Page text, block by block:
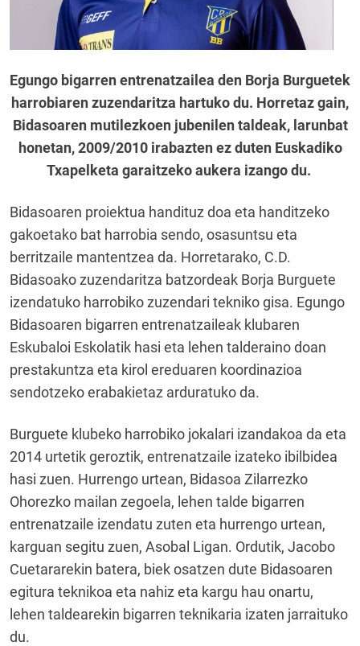
Egungo bigarren entrenatzailea den Borja Burguetek
harrobiaren zuzendaritza hartuko du. Horretaz gain,
Bidasoaren mutilezkoen jubenilen taldeak, larunbat
honetan, 2009/2010 irabazten ez duten Euskadiko
Txapelketa garaitzeko aukera izango du.
Bidasoaren proiektua handituz doa eta handitzeko
gakoetako bat harrobia sendo, osasuntsu eta
berritzaile mantentzea da. Horretarako, C.D.
Bidasoako zuzendaritza batzordeak Borja Burguete
izendatuko harrobiko zuzendari tekniko gisa. Egungo
Bidasoaren bigarren entrenatzaileak klubaren
Eskubaloi Eskolatik hasi eta lehen talderaino doan
prestakuntza eta kirol ereduaren koordinazioa
sendotzeko erabakietaz arduratuko da.
Burguete klubeko harrobiko jokalari izandakoa da eta
2014 urtetik geroztik, entrenatzaile izateko ibilbidea
hasi zuen. Hurrengo urtean, Bidasoa Zilarrezko
Ohorezko mailan zegoela, lehen talde bigarren
entrenatzaile izendatu zuten eta hurrengo urtean,
karguan segitu zuen, Asobal Ligan. Ordutik, Jacobo
Cuetararekin batera, biek osatzen dute Bidasoaren
egitura teknikoa eta nahiz eta kargu hau onartu,
lehen taldearekin bigarren teknikaria izaten jarraituko
du.